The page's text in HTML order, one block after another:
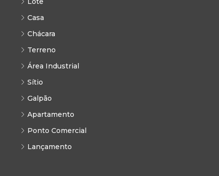
Casa
Chácara
Terreno
Área Industrial
Sítio
Galpão
Apartamento
Ponto Comercial
Lançamento